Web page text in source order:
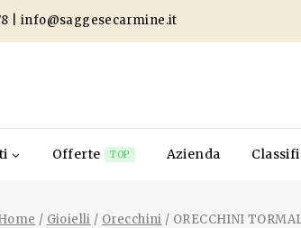
|info@saggesecarmine.it
Offerte TOP Azienda
/ Gioielli / Orecchini / ORECCHINI